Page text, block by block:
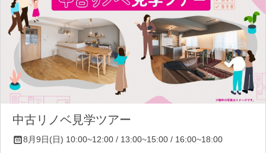
中古リノベ見学ツアー
8月9日(日) 10:00~12:00 / 13:00~15:00 / 16:00~18:00